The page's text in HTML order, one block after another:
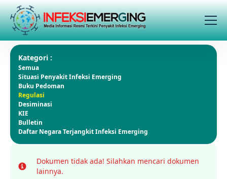
Kategori :
Semua
Situasi Penyakit Infeksi Emerging
Buku Pedoman
Regulasi
Desiminasi
KIE
Bulletin
Daftar Negara Terjangkit Infeksi Emerging
Info
Dokumen tidak ada! Silahkan mencari dokumen
lainnya.